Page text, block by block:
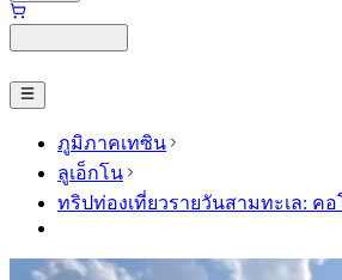
ภูมิภาคเทซิน
ลูเอ็กโน
ทริปท่องเที่ยวรายวันสามทะเล: ค